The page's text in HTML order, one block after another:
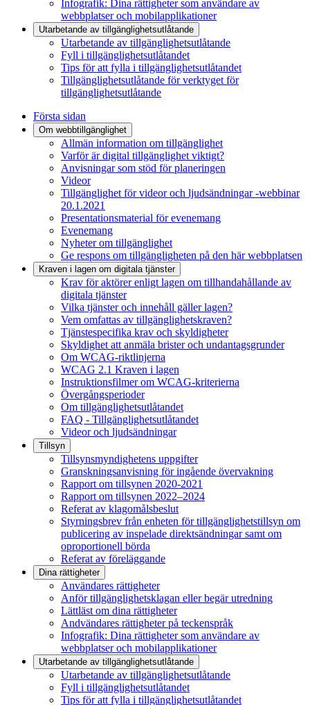
Infografik: Dina rättigheter som användare av
webbplatser och mobilapplikationer
Utarbetande av tillgänglighets­utlåtande
Utarbetande av tillgänglighetsutlåtande
Fyll i tillgänglighetsutlåtandet
Tips för att fylla i tillgänglighetsutlåtandet
Tillgänglighetsutlåtande för verktyget för
tillgänglighetsutlåtande
Första sidan
Om webbtillgänglighet
Allmän information om tillgänglighet
Varför är digital tillgänglighet viktigt?
Anvisningar som stöd för planeringen
Videor
Tillgänglighet för videor och ljudsändningar -webbinar
20.1.2021
Presentationsmaterial för evenemang
Evenemang
Nyheter om tillgänglighet
Ge respons om tillgängligheten på den här webbplatsen
Kraven i lagen om digitala tjänster
Krav för aktörer enligt lagen om tillhandahållande av
digitala tjänster
Vilka tjänster och innehåll gäller lagen?
Vem omfattas av tillgänglighetskraven?
Tjänstespecifika krav och skyldigheter
Skyldighet att anmäla brister och undantagsgrunder
Om WCAG-riktlinjerna
WCAG 2.1 Kraven i lagen
Instruktionsfilmer om WCAG-kriterierna
Övergångsperioder
Om tillgänglighetsutlåtandet
FAQ - Tillgänglighetsutlåtandet
Videor och ljudsändningar
Tillsyn
Tillsynsmyndighetens uppgifter
Granskningsanvisning för ingående övervakning
Rapport om tillsynen 2020-2021
Rapport om tillsynen 2022–2024
Referat av klagomålsbeslut
Styrningsbrev från enheten för tillgänglighetstillsyn om
publicering av inspelade direktsändningar samt om
oproportionell börda
Referat av föreläggande
Dina rättigheter
Användares rättigheter
Anför tillgänglighetsklagan eller begär utredning
Lättläst om dina rättigheter
Andvändares rättigheter på teckenspråk
Infografik: Dina rättigheter som användare av
webbplatser och mobilapplikationer
Utarbetande av tillgänglighets­utlåtande
Utarbetande av tillgänglighetsutlåtande
Fyll i tillgänglighetsutlåtandet
Tips för att fylla i tillgänglighetsutlåtandet